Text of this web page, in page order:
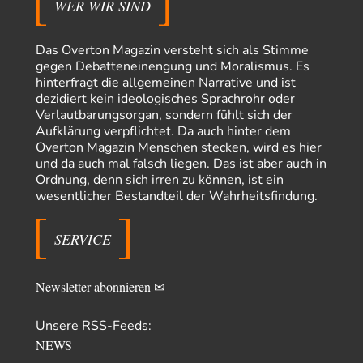
Jetzt gib hier mal nicht den Beckmesser. Die meinen das doch gar nicht
so -…
Frank Herbert vor 6 Stunden zu:
Urteil des Bundesverwaltungsgerichts zur ewigen
Geheimhaltung
Es gab überhaupt KEINE Entnazifizierung der Deutschen Justiz nach
Kriegsende! Und es hätte auch keine…
ratzefatzvor 7 Stunden zu:
Klimalüge und Klimadiktatur?
der verschiedenen Klimazonen)…
Nr. 6 halte ich für thematisch verfehlt. Unabhängig davon wie man zu
W. Heinesvor 8 Stunden zu:
Junglöwen des Kalifats
WER WIR SIND
Das Overton Magazin versteht sich als Stimme
gegen Debatteneinengung und Moralismus. Es
hinterfragt die allgemeinen Narrative und ist
dezidiert kein ideologisches Sprachrohr oder
Verlautbarungsorgan, sondern fühlt sich der
Aufklärung verpflichtet. Da auch hinter dem
Overton Magazin Menschen stecken, wird es hier
und da auch mal falsch liegen. Das ist aber auch in
Ordnung, denn sich irren zu können, ist ein
wesentlicher Bestandteil der Wahrheitsfindung.
SERVICE
Newsletter abonnieren ✉
Unsere RSS-Feeds:
NEWS